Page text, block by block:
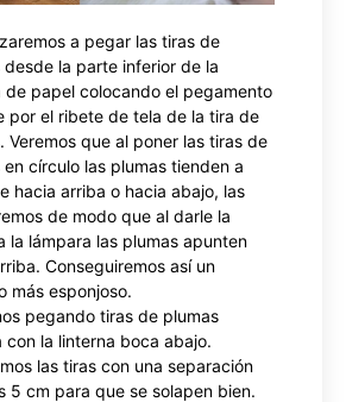
a pegar las tiras de
desde la parte inferior de la
de papel colocando el pegamento
por el ribete de tela de la tira de
Veremos que al poner las tiras de
en círculo las plumas tienden a
hacia arriba o hacia abajo, las
de modo que al darle la
la lámpara las plumas apunten
Conseguiremos así un
más esponjoso.
pegando tiras de plumas
con la linterna boca abajo.
las tiras con una separación
5 cm para que se solapen bien.